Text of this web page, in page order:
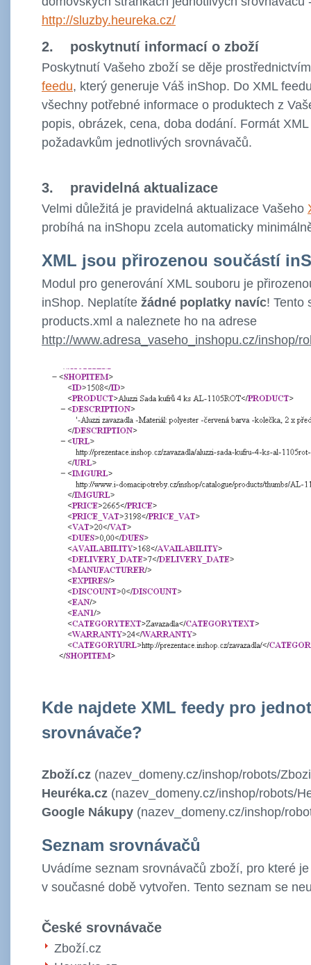
http://sluzby.heureka.cz/
2. poskytnutí informací o zboží
Poskytnutí Vašeho zboží se děje
feedu, který generuje Váš inShop. Do XML
všechny potřebné informace o produktech z
popis, obrázek, cena, doba dodání. Formát
požadavkům jednotlivých srovnávačů.
3. pravidelná aktualizace
Velmi důležitá je pravidelná aktualizace Vašeho
probíhá na inShopu zcela automaticky
XML jsou přirozenou součástí
Modul pro generování XML souboru je
inShop. Neplatíte žádné poplatky navíc! Tento
products.xml a naleznete ho na adrese
http://www.adresa_vaseho_inshopu.cz/inshop/
Kde najdete XML feedy pro
srovnávače?
Zboží.cz (nazev_domeny.cz/inshop/robots/
Heuréka.cz (nazev_domeny.cz/inshop/robots/
Google Nákupy (nazev_domeny.cz/inshop/
Seznam srovnávačů
Uvádíme seznam srovnávačů zboží, pro které
v současné době vytvořen. Tento seznam se
České srovnávače
Zboží.cz